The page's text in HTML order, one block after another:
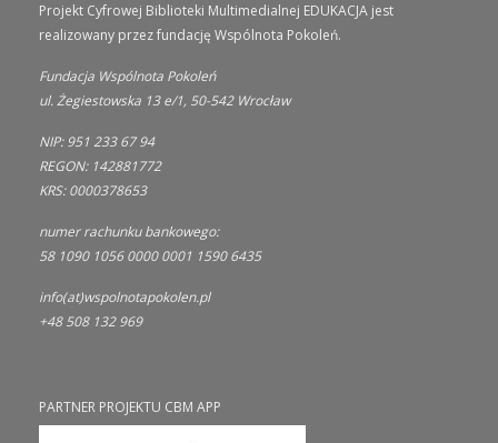
Projekt Cyfrowej Biblioteki Multimedialnej EDUKACJA jest
realizowany przez fundację Wspólnota Pokoleń.
Fundacja Wspólnota Pokoleń
ul. Żegiestowska 13 e/1, 50-542 Wrocław
NIP: 951 233 67 94
REGON: 142881772
KRS: 0000378653
numer rachunku bankowego:
58 1090 1056 0000 0001 1590 6435
info(at)wspolnotapokolen.pl
+48 508 132 969
PARTNER PROJEKTU CBM APP